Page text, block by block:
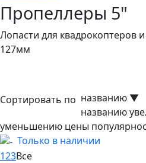
Пропеллеры 5"
Лопасти для квадрокоптеров
127мм
Сортировать по названию ▼
названию
уменьшению цены
Только в наличии
123Все